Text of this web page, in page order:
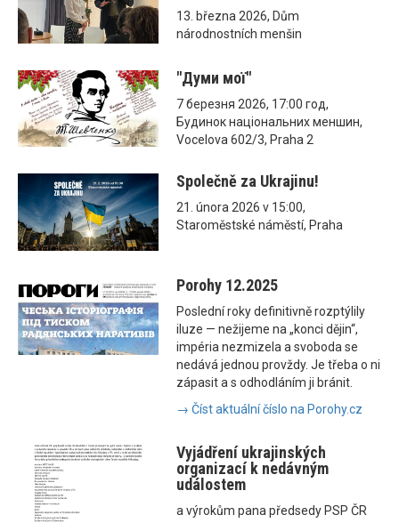
13. března 2026, Dům
národnostních menšin
"Думи мої"
7 березня 2026, 17:00 год,
Будинок національних меншин,
Vocelova 602/3, Praha 2
Společně za Ukrajinu!
21. února 2026 v 15:00,
Staroměstské náměstí, Praha
Porohy 12.2025
Poslední roky definitivně rozptýlily
iluze — nežijeme na „konci dějin“,
impéria nezmizela a svoboda se
nedává jednou provždy. Je třeba o ni
zápasit a s odhodláním ji bránit.
→ Číst aktuální číslo na Porohy.cz
Vyjádření ukrajinských
organizací k nedávným
událostem
a výrokům pana předsedy PSP ČR